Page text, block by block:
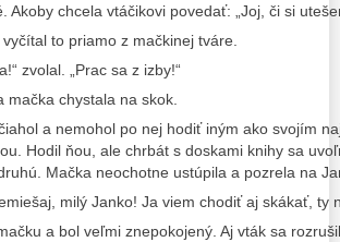
Akoby chcela vtáčikovi povedať: „Joj, či si
to priamo z mačkinej tváre.
zvolal. „Prac sa z izby!“
mačka chystala na skok.
a nemohol po nej hodiť iným ako svojím
Hodil ňou, ale chrbát s doskami knihy sa
Mačka neochotne ustúpila a pozrela na
milý Janko! Ja viem chodiť aj skákať, ty
a bol veľmi znepokojený. Aj vták sa